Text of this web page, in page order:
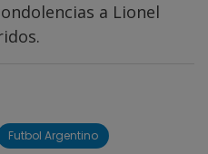
a Lionel
Futbol Argentino